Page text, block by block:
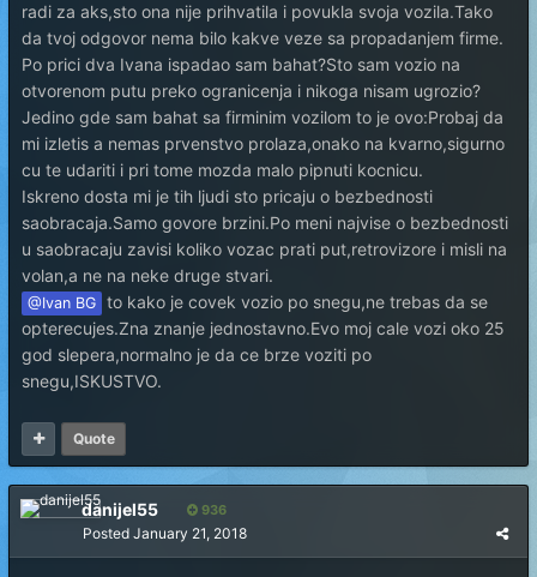
radi za aks,sto ona nije prihvatila i povukla svoja vozila.Tako
da tvoj odgovor nema bilo kakve veze sa propadanjem firme.
Po prici dva Ivana ispadao sam bahat?Sto sam vozio na
otvorenom putu preko ogranicenja i nikoga nisam ugrozio?
Jedino gde sam bahat sa firminim vozilom to je ovo:Probaj da
mi izletis a nemas prvenstvo prolaza,onako na kvarno,sigurno
cu te udariti i pri tome mozda malo pipnuti kocnicu.
Iskreno dosta mi je tih ljudi sto pricaju o bezbednosti
saobracaja.Samo govore brzini.Po meni najvise o bezbednosti
u saobracaju zavisi koliko vozac prati put,retrovizore i misli na
volan,a ne na neke druge stvari.
@Ivan BG to kako je covek vozio po snegu,ne trebas da se
opterecujes.Zna znanje jednostavno.Evo moj cale vozi oko 25
god slepera,normalno je da ce brze voziti po
snegu,ISKUSTVO.
Quote
danijel55 936
Posted January 21, 2018